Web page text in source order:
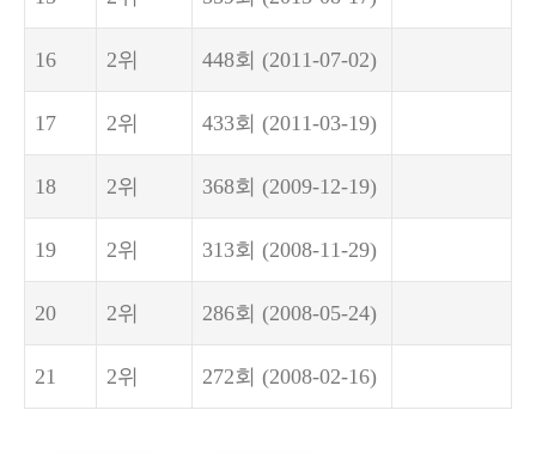
16 2위 448회 (2011-07-02)
17 2위 433회 (2011-03-19)
18 2위 368회 (2009-12-19)
19 2위 313회 (2008-11-29)
20 2위 286회 (2008-05-24)
21 2위 272회 (2008-02-16)